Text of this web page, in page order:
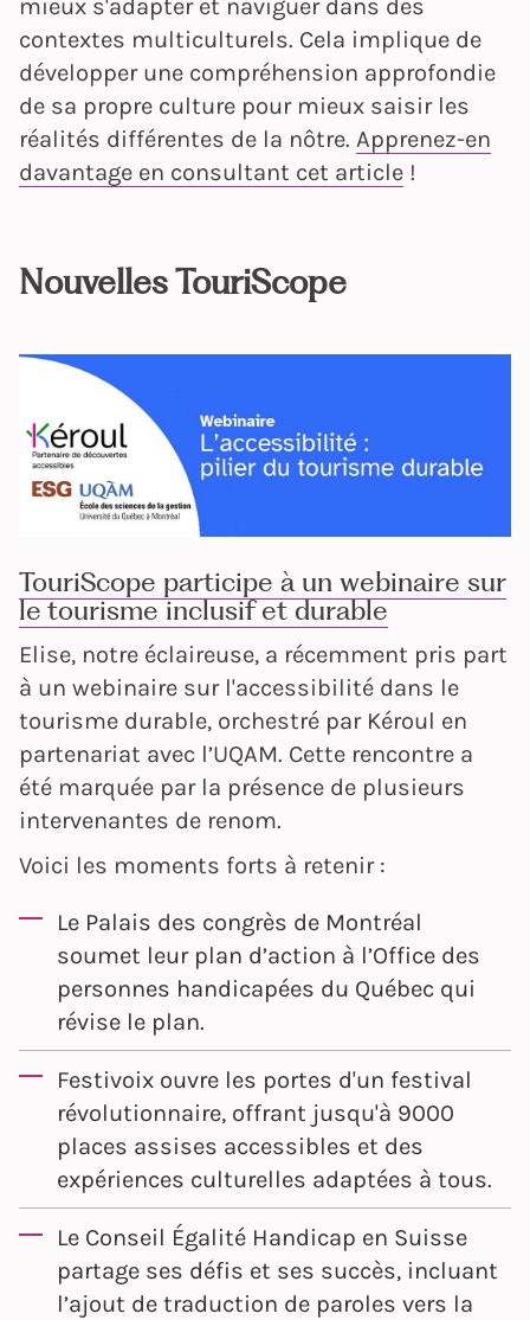
contextes multiculturels. Cela implique de
développer une compréhension approfondie
de sa propre culture pour mieux saisir les
réalités différentes de la nôtre. Apprenez-en
davantage en consultant cet article !
Nouvelles TouriScope
TouriScope participe à un webinaire sur
le tourisme inclusif et durable
Elise, notre éclaireuse, a récemment pris part
à un webinaire sur l'accessibilité dans le
tourisme durable, orchestré par Kéroul en
partenariat avec l’UQAM. Cette rencontre a
été marquée par la présence de plusieurs
intervenantes de renom.
Voici les moments forts à retenir :
Le Palais des congrès de Montréal
soumet leur plan d’action à l’Office des
personnes handicapées du Québec qui
révise le plan.
Festivoix ouvre les portes d'un festival
révolutionnaire, offrant jusqu'à 9000
places assises accessibles et des
expériences culturelles adaptées à tous.
Le Conseil Égalité Handicap en Suisse
partage ses défis et ses succès, incluant
l’ajout de traduction de paroles vers la